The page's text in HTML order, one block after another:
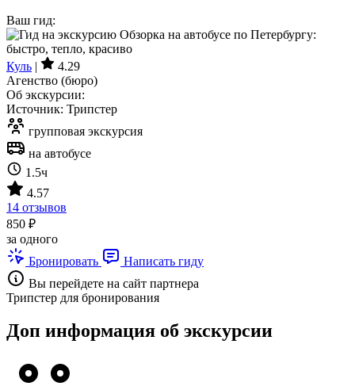
Ваш гид:
Куль |
4.29
Агенство (бюро)
Об экскурсии:
Источник: Трипстер
групповая экскурсия
на автобусе
1.5ч
4.57
14 отзывов
850 ₽
за одного
Бронировать
Написать гиду
Вы перейдете на сайт партнера
Трипстер для бронирования
Доп информация об экскурсии